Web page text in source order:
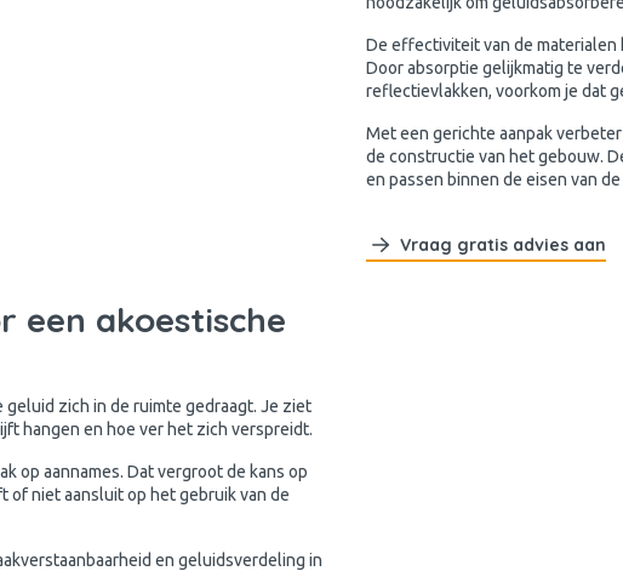
De effectiviteit van de materialen
Door absorptie gelijkmatig te
reflectievlakken, voorkom je dat
Met een gerichte aanpak
de constructie van het gebouw.
en passen binnen de eisen van
Vraag gratis advies aan
een akoestische
zich in de ruimte gedraagt. Je ziet
hangen en hoe ver het zich verspreidt.
op aannames. Dat vergroot de kans op
niet aansluit op het gebruik van de
en geluidsverdeling in